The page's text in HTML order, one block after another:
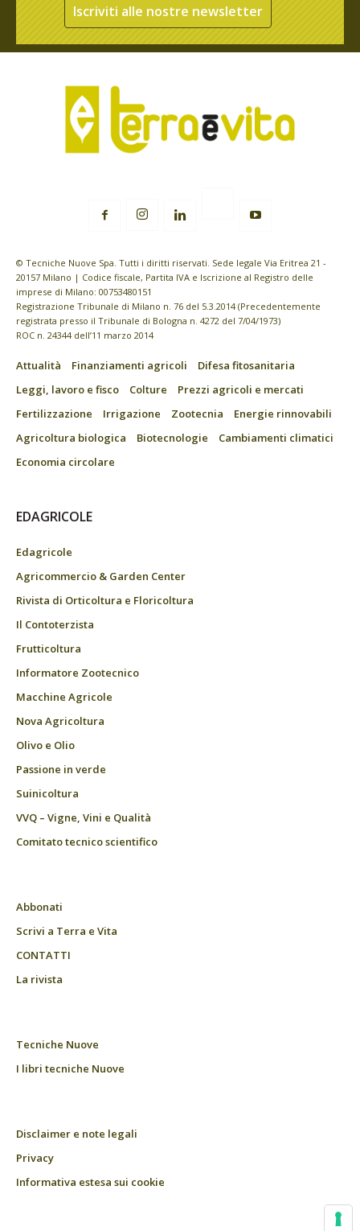
Iscriviti alle nostre newsletter
© Tecniche Nuove Spa. Tutti i diritti riservati. Sede legale Via Eritrea 21 -
20157 Milano | Codice fiscale, Partita IVA e Iscrizione al Registro delle
imprese di Milano: 00753480151
Registrazione Tribunale di Milano n. 76 del 5.3.2014 (Precedentemente
registrata presso il Tribunale di Bologna n. 4272 del 7/04/1973)
ROC n. 24344 dell’11 marzo 2014
Attualità Finanziamenti agricoli
Difesa fitosanitaria
Leggi, lavoro e fisco
Colture
Prezzi agricoli e mercati
Fertilizzazione
Irrigazione Zootecnia
Energie rinnovabili
Agricoltura biologica
Biotecnologie
Cambiamenti climatici
Economia circolare
EDAGRICOLE
Edagricole
Agricommercio & Garden Center
Rivista di Orticoltura e Floricoltura
Il Contoterzista
Frutticoltura
Informatore Zootecnico
Macchine Agricole
Nova Agricoltura
Olivo e Olio
Passione in verde
Suinicoltura
VVQ – Vigne, Vini e Qualità
Comitato tecnico scientifico
Abbonati
Scrivi a Terra e Vita
CONTATTI
La rivista
Tecniche Nuove
I libri tecniche Nuove
Disclaimer e note legali
Privacy
Informativa estesa sui cookie